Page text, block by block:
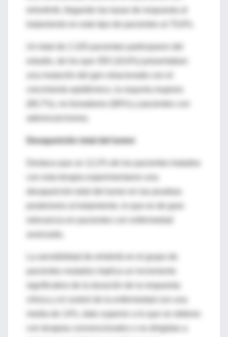
erlontinib, llegando las tasas de respuesta al
una mutación del gen relacionado con el
crecimiento epidérmico, la mayoría mujeres
Desaparición total del tumor
con esta terapia experimentaron una
desaparición total del tumor en las pruebas
La sensibilidad de erlotinib en el grupo de
significativo de la duración de la respuesta
media de 14%, dato superior a lo que se obtiene
con terapias convencionales o no dirigidas a